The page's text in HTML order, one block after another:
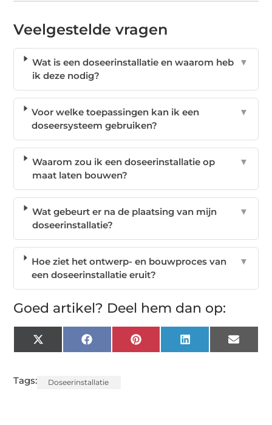
Veelgestelde vragen
Wat is een doseerinstallatie en waarom heb
ik deze nodig?
▼
Voor welke toepassingen kan ik een
doseersysteem gebruiken?
▼
Waarom zou ik een doseerinstallatie op
maat laten bouwen?
▼
Wat gebeurt er na de plaatsing van mijn
doseerinstallatie?
▼
Hoe ziet het ontwerp- en bouwproces van
een doseerinstallatie eruit?
▼
Goed artikel? Deel hem dan op:
X
(Twitter)
FacebookPinterest LinkedIn Email
Tags: Doseerinstallatie